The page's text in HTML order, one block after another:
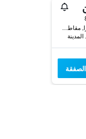
Piazza Sacrati, فرّارا, مقاطعة فيرارا, إيطاليا